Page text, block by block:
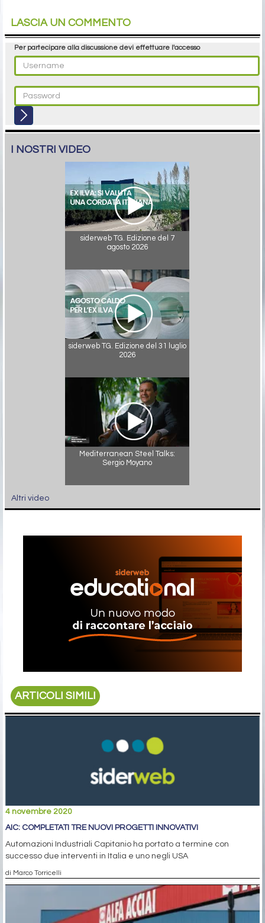
LASCIA UN COMMENTO
Per partecipare alla discussione devi effettuare l'accesso
I NOSTRI VIDEO
siderweb TG. Edizione del 7
agosto 2026
siderweb TG. Edizione del 31 luglio
2026
Mediterranean Steel Talks:
Sergio Moyano
Altri video
ARTICOLI SIMILI
4 novembre 2020
AIC: COMPLETATI TRE NUOVI PROGETTI INNOVATIVI
Automazioni Industriali Capitanio ha portato a termine con
successo due interventi in Italia e uno negli USA
di Marco Torricelli